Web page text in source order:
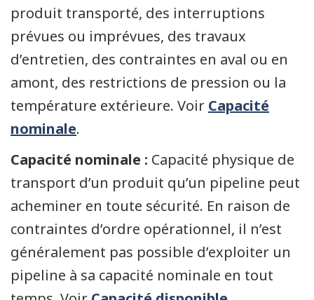
produit transporté, des interruptions
prévues ou imprévues, des travaux
d’entretien, des contraintes en aval ou en
amont, des restrictions de pression ou la
température extérieure. Voir Capacité
nominale.
Capacité nominale : Capacité physique de
transport d’un produit qu’un pipeline peut
acheminer en toute sécurité. En raison de
contraintes d’ordre opérationnel, il n’est
généralement pas possible d’exploiter un
pipeline à sa capacité nominale en tout